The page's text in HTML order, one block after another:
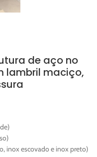
de aço no
lambril maciço,
inox escovado e inox preto)